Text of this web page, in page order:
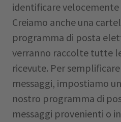
identificare
Creiamo anche una
programma di posta
verranno raccolte tutte
ricevute. Per
messaggi, impostiamo
nostro programma di
messaggi provenienti o